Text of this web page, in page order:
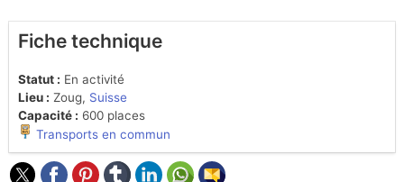
Fiche technique
Statut : En activité
Lieu : Zoug, Suisse
Capacité : 600 places
Transports en commun